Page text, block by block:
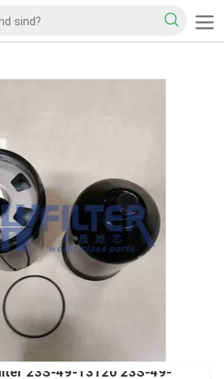
23S-49-13120 23S-49-